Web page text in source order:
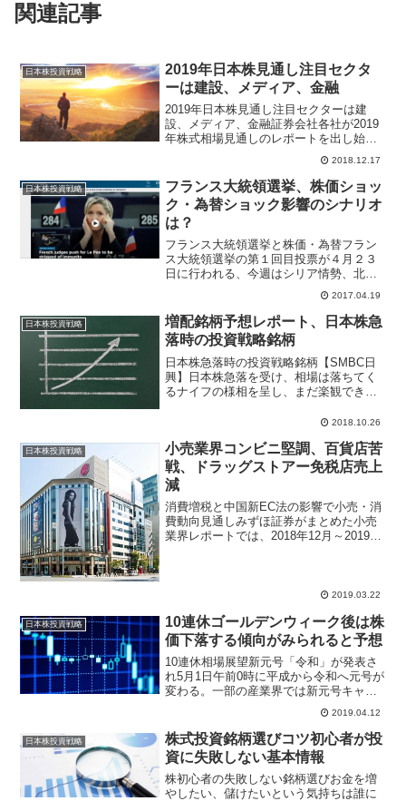
関連記事
日本株投資戦略
2019年日本株見通し注目セクタ
ーは建設、メディア、金融
2019年日本株見通し注目セクターは建
設、メディア、金融証券会社各社が2019
年株式相場見通しのレポートを出し始め
ている。国内大手証券の野村證券レポー
トでは、2019年末のTOPIXを1650ポイン
ト、日経平均株価23000円と予想してい
る...
2018.12.17
日本株投資戦略
フランス大統領選挙、株価ショッ
ク・為替ショック影響のシナリオ
は？
フランス大統領選挙と株価・為替フラン
ス大統領選挙の第１回目投票が４月２３
日に行われる、今週はシリア情勢、北朝
鮮情勢リスクが少し和らいだ感がある
が、週末のフランス大統領選挙に世界中
の投資家が注目している。右派国民戦線
ルペン党首が大統領になるリ...
2017.04.19
日本株投資戦略
増配銘柄予想レポート、日本株急
落時の投資戦略銘柄
日本株急落時の投資戦略銘柄【SMBC日
興】日本株急落を受け、相場は落ちてく
るナイフの様相を呈し、まだ楽観できる
化に歯止めが掛からない、貿易戦争が長
悪化し始める、となった...
2018.10.26
日本株投資戦略
小売業界コンビニ堅調、百貨店苦
戦、ドラッグストアー免税店売上
減
消費増税と中国新EC法の影響で小売・消
費動向見通しみずほ証券がまとめた小売
業界レポートでは、2018年12月～2019年
2019.03.22
日本株投資戦略
10連休ゴールデンウィーク後は株
価下落する傾向がみられると予想
10連休相場展望新元号「令和」が発表さ
れ5月1日午前0時に平成から令和へ元号が
変わる。一部の産業界では新元号キャン
ペーンで成功する業種も話題になってい
るが、株式投資家・FX投資家は日本市場
が大型連休の休場となるため、証券会
社、FX会社など取...
2019.04.12
日本株投資戦略
株式投資銘柄選びコツ初心者が投
資に失敗しない基本情報
株初心者の失敗しない銘柄選びお金を増
やしたい、儲けたいという気持ちは誰に